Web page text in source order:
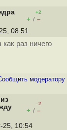
+2
+ / –
08:51
раз ничего
модератору
–2
+ / –
25, 10:54